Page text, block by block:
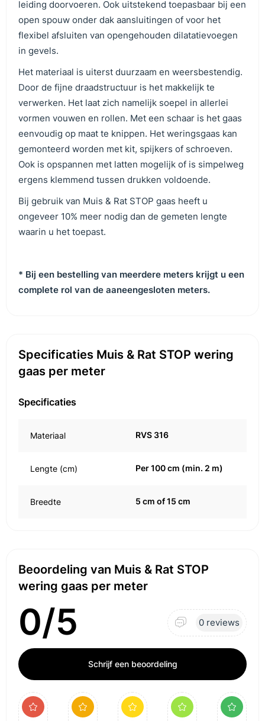
leiding doorvoeren. Ook uitstekend toepasbaar bij een
open spouw onder dak aansluitingen of voor het
flexibel afsluiten van opengehouden dilatatievoegen
in gevels.
Het materiaal is uiterst duurzaam en weersbestendig.
Door de fijne draadstructuur is het makkelijk te
verwerken. Het laat zich namelijk soepel in allerlei
vormen vouwen en rollen. Met een schaar is het gaas
eenvoudig op maat te knippen. Het weringsgaas kan
gemonteerd worden met kit, spijkers of schroeven.
Ook is opspannen met latten mogelijk of is simpelweg
ergens klemmend tussen drukken voldoende.
Bij gebruik van Muis & Rat STOP gaas heeft u
ongeveer 10% meer nodig dan de gemeten lengte
waarin u het toepast.
* Bij een bestelling van meerdere meters krijgt u een
complete rol van de aaneengesloten meters.
Specificaties Muis & Rat STOP wering
gaas per meter
Specificaties
Materiaal RVS 316
Lengte (cm) Per 100 cm (min. 2 m)
Breedte 5 cm of 15 cm
Beoordeling van Muis & Rat STOP
wering gaas per meter
0/5 0 reviews
Schrijf een beoordeling